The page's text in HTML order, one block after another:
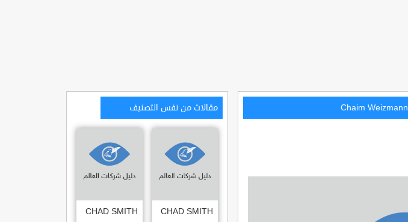
Chaim Weizmann مقالات من نفس التصنيف
CHAD SMITH
CHAD SMITH